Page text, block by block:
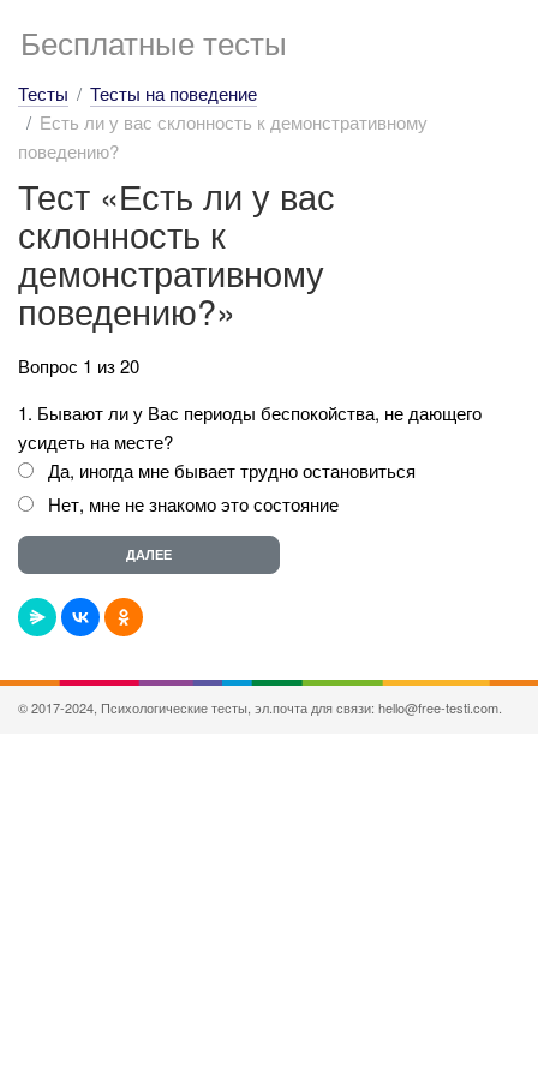
Бесплатные тесты
Тесты
Тесты на поведение
Есть ли у вас склонность к демонстративному
поведению?
Тест «Есть ли у вас
склонность к
демонстративному
поведению?»
Вопрос 1 из 20
1. Бывают ли у Вас периоды беспокойства, не дающего
усидеть на месте?
Да, иногда мне бывает трудно остановиться
Нет, мне не знакомо это состояние
© 2017-2024, Психологические тесты, эл.почта для связи: hello@free-testi.com.